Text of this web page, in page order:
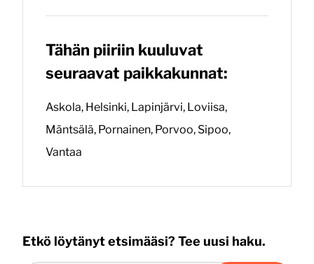
Tähän piiriin kuuluvat
seuraavat paikkakunnat:
Askola, Helsinki, Lapinjärvi, Loviisa,
Mäntsälä, Pornainen, Porvoo, Sipoo,
Vantaa
Etkö löytänyt etsimääsi? Tee uusi haku.